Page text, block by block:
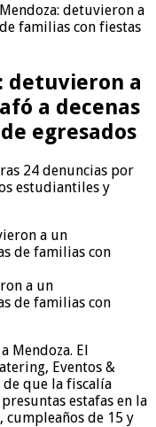
detuvieron a
familias con fiestas
detuvieron a
a decenas
egresados
24 denuncias por
estudiantiles y
a un
de familias con
Mendoza. El
Eventos &
de que la fiscalía
estafas en la
cumpleaños de 15 y